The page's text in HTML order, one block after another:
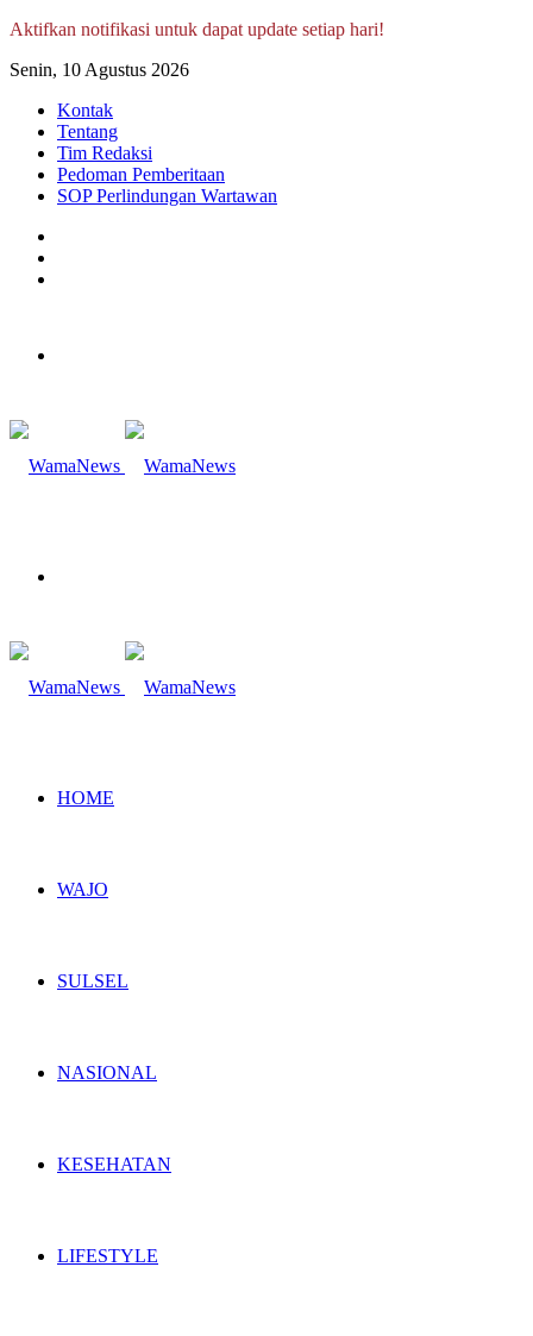
Aktifkan notifikasi untuk dapat update setiap hari!
Senin, 10 Agustus 2026
Kontak
Tentang
Tim Redaksi
Pedoman Pemberitaan
SOP Perlindungan Wartawan
HOME
WAJO
SULSEL
NASIONAL
KESEHATAN
LIFESTYLE